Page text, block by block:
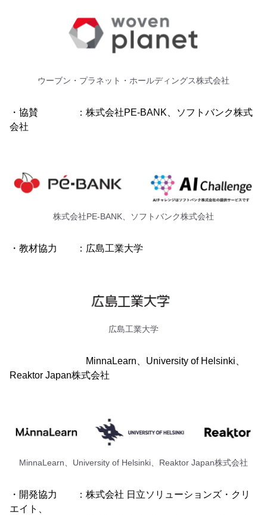
ウーブン・プラネット・ホールディングス株式会社
・協賛 ：株式会社PE-BANK、ソフトバンク株式
会社
株式会社PE-BANK、ソフトバンク株式会社
・教材協力 ：広島工業大学
広島工業大学
MinnaLearn、University of Helsinki、
Reaktor Japan株式会社
MinnaLearn、University of Helsinki、Reaktor Japan株式会社
・開発協力 ：株式会社 日立ソリューションズ・クリ
エイト、